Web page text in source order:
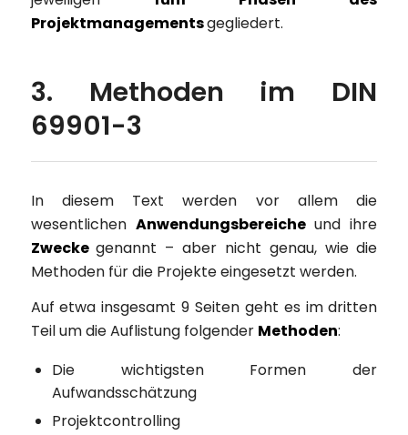
Projektmanagementsgegliedert.
3. Methoden im DIN
69901-3
In diesem Text werden vor allem die
wesentlichen Anwendungsbereicheund ihre
Zweckegenannt – aber nicht genau, wie die
Methoden für die Projekte eingesetzt werden.
Auf etwa insgesamt 9 Seiten geht es im dritten
Teil um die Auflistung folgender Methoden:
Die wichtigsten Formen der
Aufwandsschätzung
Projektcontrolling